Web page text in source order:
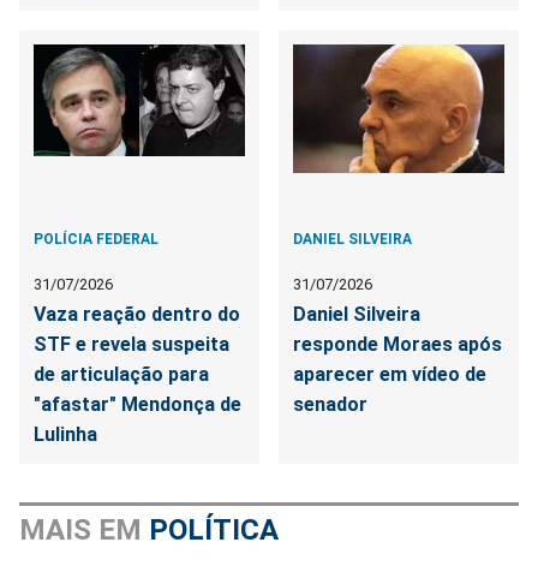
POLÍCIA FEDERAL
31/07/2026
Vaza reação dentro do
STF e revela suspeita
de articulação para
"afastar" Mendonça de
Lulinha
DANIEL SILVEIRA
31/07/2026
Daniel Silveira
responde Moraes após
aparecer em vídeo de
senador
MAIS EM POLÍTICA